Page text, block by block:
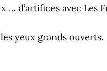
d’artifices avec Les
yeux grands ouverts.